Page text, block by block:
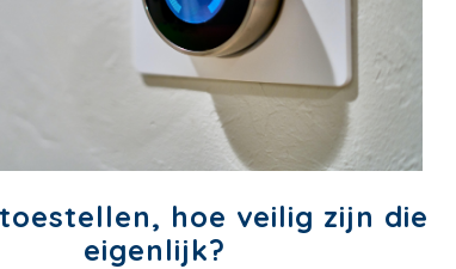
hoe veilig zijn die
eigenlijk?